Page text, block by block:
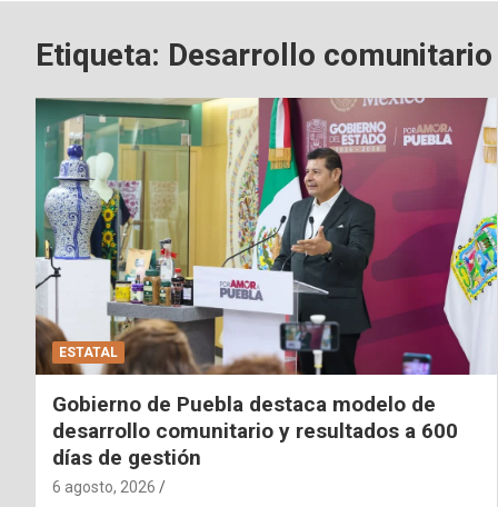
Etiqueta: Desarrollo comunitario
ESTATAL
Gobierno de Puebla destaca modelo de
desarrollo comunitario y resultados a 600
días de gestión
6 agosto, 2026